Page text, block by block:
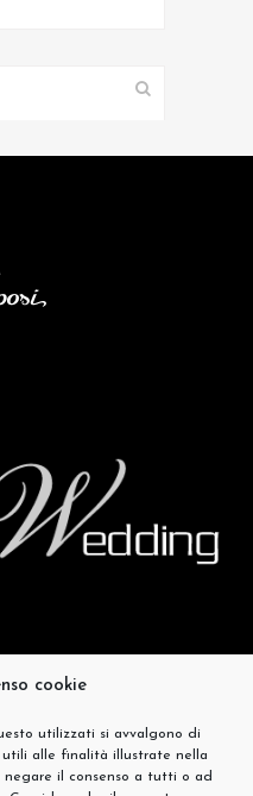
cookie
utilizzati si avvalgono di
utili alle finalità illustrate nella
negare il consenso a tutti o ad